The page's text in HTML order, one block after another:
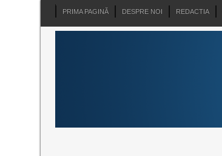
PRIMA PAGINĂ DESPRE NOI REDACTIA